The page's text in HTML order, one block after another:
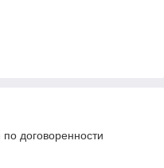
договоренности